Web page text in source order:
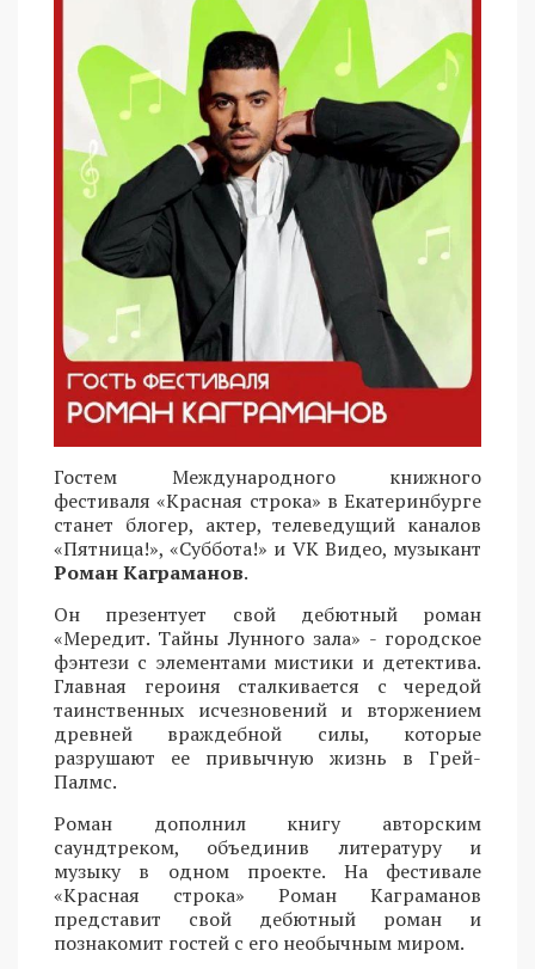
Гостем Международного книжного
фестиваля «Красная строка» в Екатеринбурге
станет блогер, актер, телеведущий каналов
«Пятница!», «Суббота!» и VK Видео, музыкант
Роман Каграманов.
Он презентует свой дебютный роман
«Мередит. Тайны Лунного зала» - городское
фэнтези с элементами мистики и детектива.
Главная героиня сталкивается с чередой
таинственных исчезновений и вторжением
древней враждебной силы, которые
разрушают ее привычную жизнь в Грей-
Палмс.
Роман дополнил книгу авторским
саундтреком, объединив литературу и
музыку в одном проекте. На фестивале
«Красная строка» Роман Каграманов
представит свой дебютный роман и
познакомит гостей с его необычным миром.